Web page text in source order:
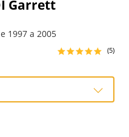
Garrett
1997 a 2005
(5)